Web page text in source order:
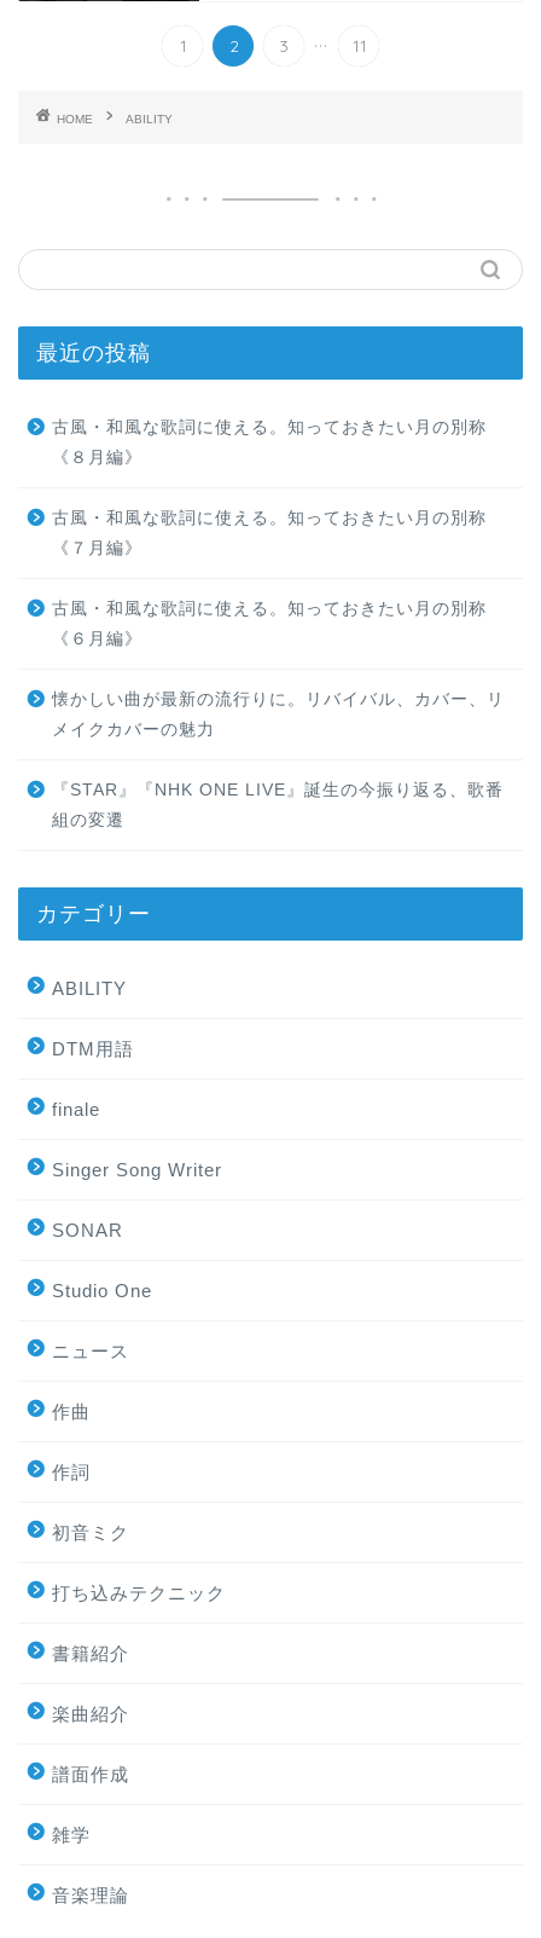
1 2 3 ... 11
HOME ABILITY
最近の投稿
古風・和風な歌詞に使える。知っておきたい月の別称
《８月編》
古風・和風な歌詞に使える。知っておきたい月の別称
《７月編》
古風・和風な歌詞に使える。知っておきたい月の別称
《６月編》
懐かしい曲が最新の流行りに。リバイバル、カバー、リ
メイクカバーの魅力
『STAR』『NHK ONE LIVE』誕生の今振り返る、歌番
組の変遷
カテゴリー
ABILITY
DTM用語
finale
Singer Song Writer
SONAR
Studio One
ニュース
作曲
作詞
初音ミク
打ち込みテクニック
書籍紹介
楽曲紹介
譜面作成
雑学
音楽理論